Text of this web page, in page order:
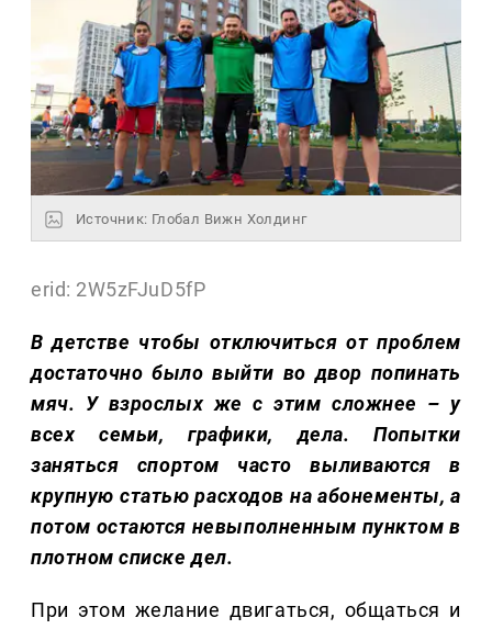
Источник: Глобал Вижн Холдинг
erid: 2W5zFJuD5fP
В детстве чтобы отключиться от проблем
достаточно было выйти во двор попинать
мяч. У взрослых же с этим сложнее – у
всех семьи, графики, дела. Попытки
заняться спортом часто выливаются в
крупную статью расходов на абонементы, а
потом остаются невыполненным пунктом в
плотном списке дел.
При этом желание двигаться, общаться и